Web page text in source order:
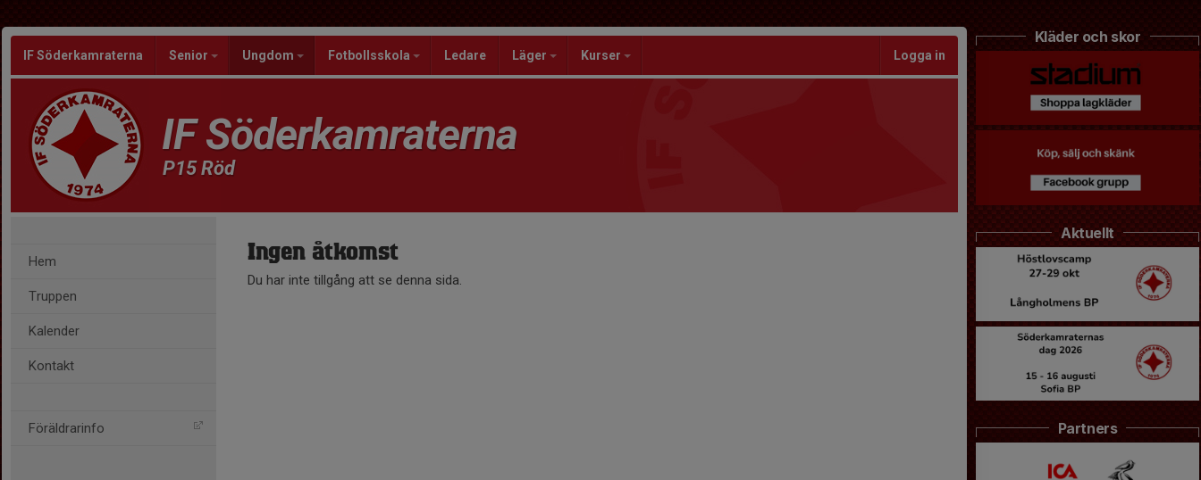
IF Söderkamraterna Senior Ungdom Fotbollsskola Ledare Läger Kurser Logga in
IF Söderkamraterna
P15 Röd
Hem
Truppen
Kalender
Kontakt
Föräldrarinfo
Ingen åtkomst
Du har inte tillgång att se denna sida.
Kläder och skor
Aktuellt
Partners